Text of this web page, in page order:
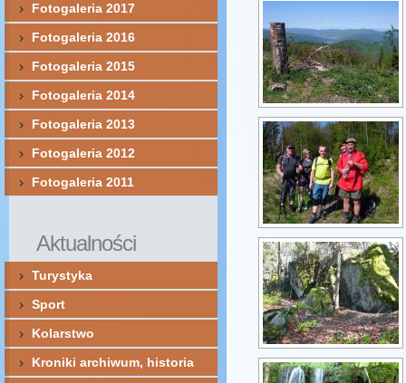
Fotogaleria 2017
Fotogaleria 2016
Fotogaleria 2015
Fotogaleria 2014
Fotogaleria 2013
Fotogaleria 2012
Fotogaleria 2011
Aktualności
Turystyka
Sport
Kolarstwo
Kroniki archiwum, historia